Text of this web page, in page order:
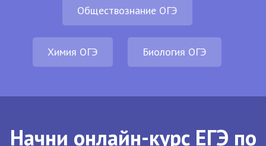
Обществознание ОГЭ
Химия ОГЭ Биология ОГЭ
Начни онлайн-курс ЕГЭ по